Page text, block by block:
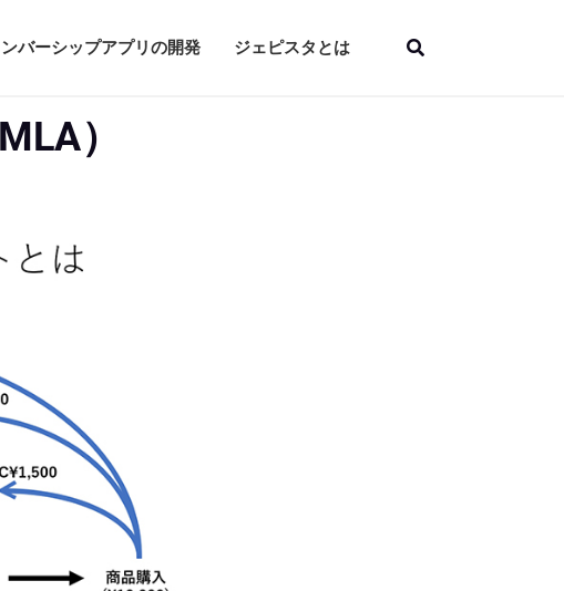
バーシップアプリの開発 ジェピスタとは
）